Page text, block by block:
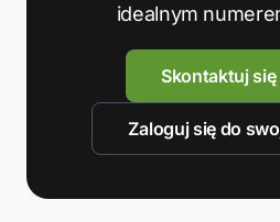
idealnym
Skontaktuj się
Zaloguj się do